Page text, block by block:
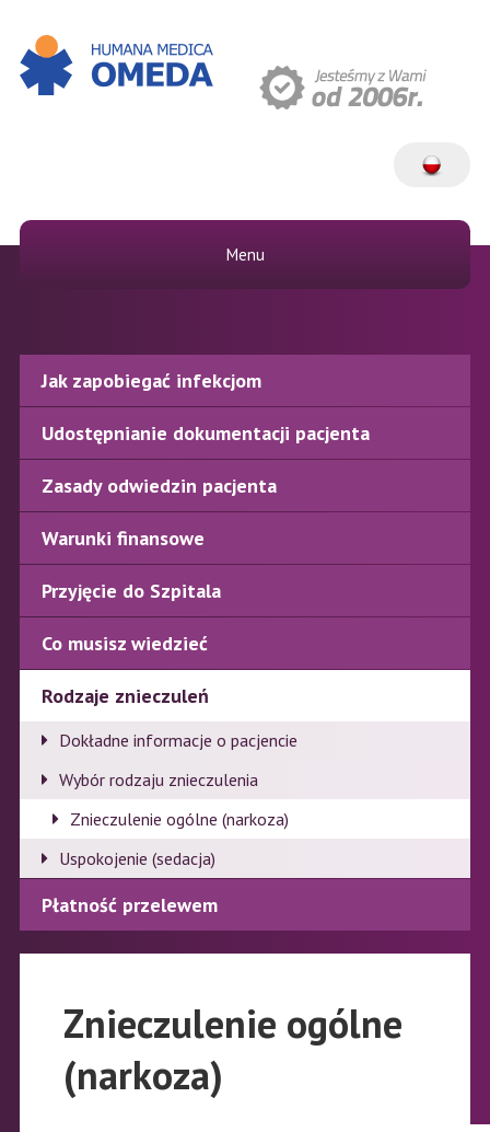
Menu
Jak zapobiegać infekcjom
Udostępnianie dokumentacji pacjenta
Zasady odwiedzin pacjenta
Warunki finansowe
Przyjęcie do Szpitala
Co musisz wiedzieć
Rodzaje znieczuleń
Dokładne informacje o pacjencie
Wybór rodzaju znieczulenia
Znieczulenie ogólne (narkoza)
Uspokojenie (sedacja)
Płatność przelewem
Znieczulenie ogólne
(narkoza)